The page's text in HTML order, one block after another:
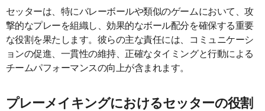
セッターは、特にバレーボールや類似のゲームにおいて、攻
撃的なプレーを組織し、効果的なボール配分を確保する重要
な役割を果たします。彼らの主な責任には、コミュニケーシ
ョンの促進、一貫性の維持、正確なタイミングと行動による
チームパフォーマンスの向上が含まれます。
プレーメイキングにおけるセッターの役割